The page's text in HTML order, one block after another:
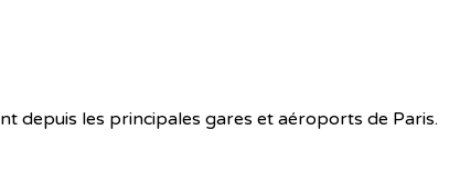
depuis les principales gares et aéroports de Paris.